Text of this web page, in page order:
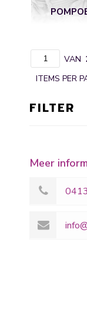
VAN
ITEMS PER
FILTER
Meer